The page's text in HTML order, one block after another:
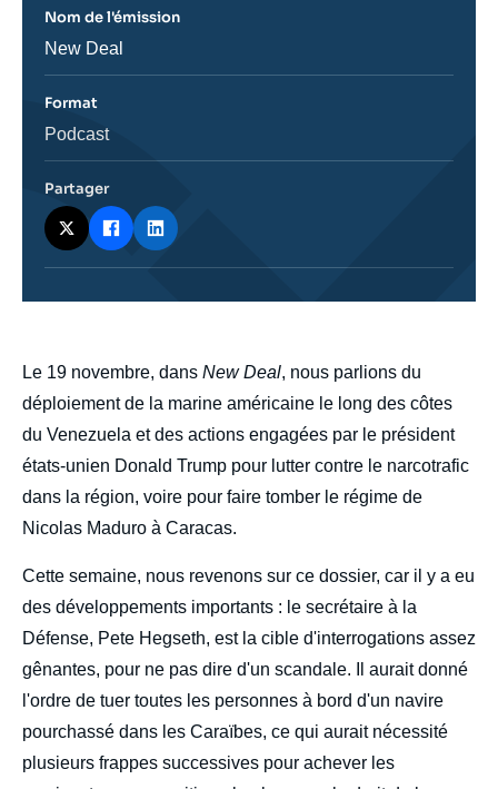
body
Le 19 novembre, dans New Deal, nous parlions du
déploiement de la marine américaine le long des côtes
du Venezuela et des actions engagées par le président
états-unien Donald Trump pour lutter contre le narcotrafic
dans la région, voire pour faire tomber le régime de
Nicolas Maduro à Caracas.
Cette semaine, nous revenons sur ce dossier, car il y a eu
des développements importants : le secrétaire à la
Défense, Pete Hegseth, est la cible d'interrogations assez
gênantes, pour ne pas dire d'un scandale. Il aurait donné
l'ordre de tuer toutes les personnes à bord d'un navire
pourchassé dans les Caraïbes, ce qui aurait nécessité
plusieurs frappes successives pour achever les
Nom de l'émission
Nom
New Deal
Format
Catégorie
Podcast
Partager